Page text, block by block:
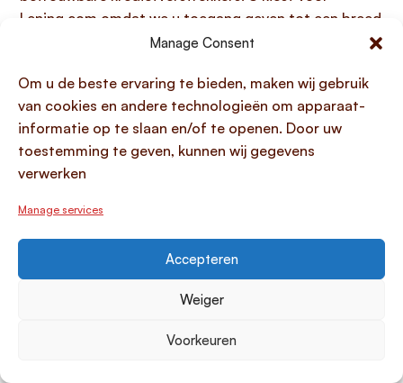
Manage Consent
Om u de beste ervaring te bieden, maken wij gebruik
van cookies en andere technologieën om apparaat-
informatie op te slaan en/of te openen. Door uw
toestemming te geven, kunnen wij gegevens
verwerken
Manage services
Accepteren
Weiger
Voorkeuren
Lening.com omdat we u toegang geven tot een breed
aanbod van geschikte leningopties en een maatwerk
zonder BKR toetsingvia reguliere kanalen niet
mogelijk is. Onze toewijding aan transparantie en
service wordt bevestigd door onze klanten, die ons
gemiddeld beoordelen met een 4.1 van 5.
20000 euro lenen zonder BKR
toetsing: mogelijkheden en
Voor particulieren is hetniet mogelijk om 20000
, omdat de wet een verplichte